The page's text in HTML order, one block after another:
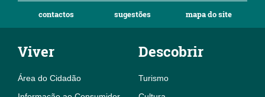
contactos sugestões mapa do site
Viver
Área do Cidadão
Descobrir
Turismo